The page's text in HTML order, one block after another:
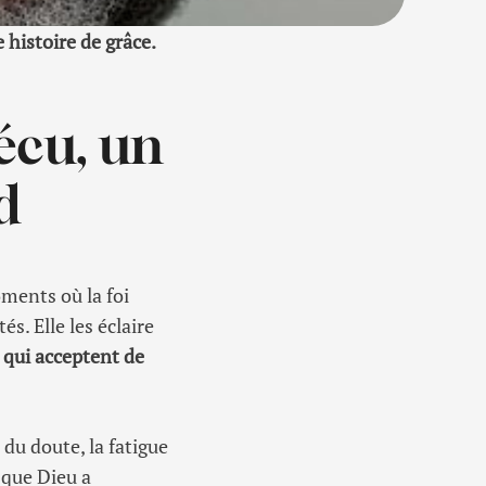
histoire de grâce.
un
où la foi
Elle les éclaire
acceptent de
du doute, la fatigue
Dieu a